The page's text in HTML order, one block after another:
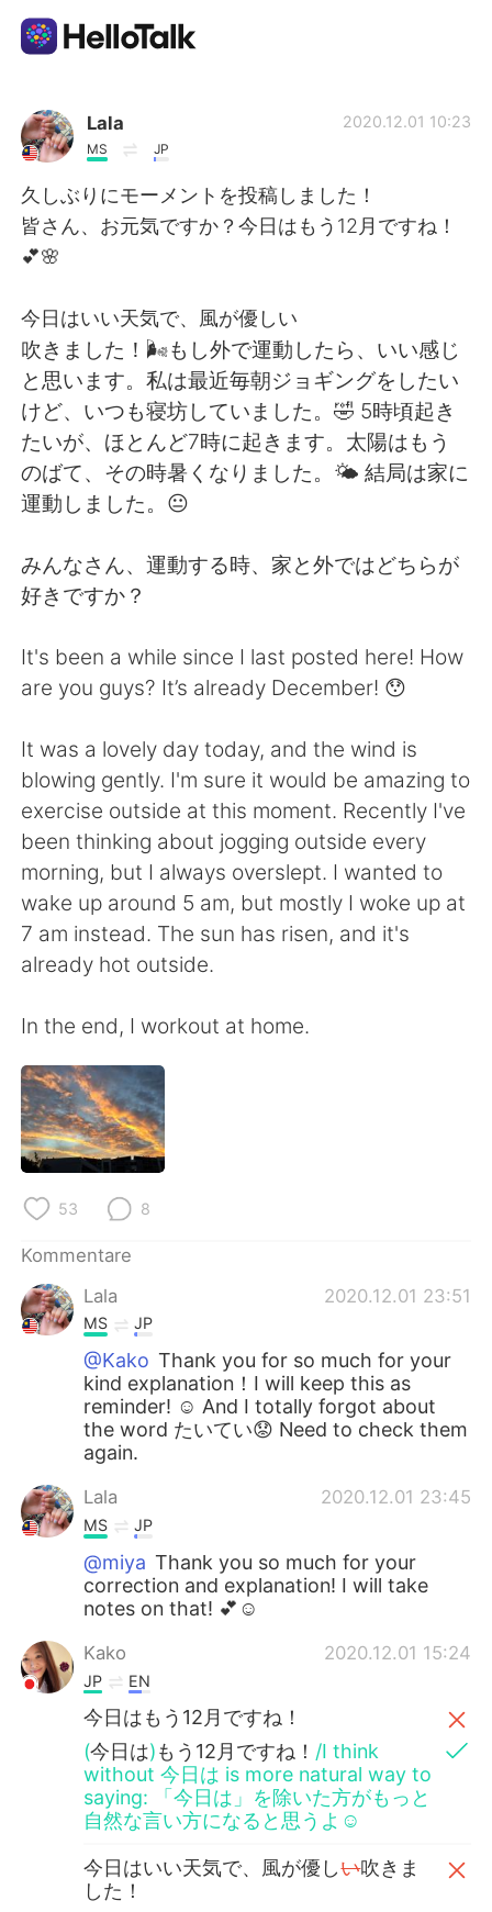
Sprachaustausch-App
AI Grammar Checker
Deutsch
English 简体中文
繁體中文 Español
العربية Français
日本語
Русский ไทย
Indonesia
Türkçe Tiếng Việt
Lala
MS JP
2020.12.01 10:23
久しぶりにモーメントを投稿しました！
皆さん、お元気ですか？今日はもう12月ですね！
💕🌸
今日はいい天気で、風が優しい
吹きました！🌬もし外で運動したら、いい感じ
と思います。私は最近毎朝ジョギングをしたい
けど、いつも寝坊していました。🤣 5時頃起き
たいが、ほとんど7時に起きます。太陽はもう
のばて、その時暑くなりました。🌤 結局は家に
運動しました。😐
みんなさん、運動する時、家と外ではどちらが
好きですか？
It's been a while since I last posted here! How
are you guys? It’s already December! 😯
It was a lovely day today, and the wind is
blowing gently. I'm sure it would be amazing to
exercise outside at this moment. Recently I've
been thinking about jogging outside every
morning, but I always overslept. I wanted to
wake up around 5 am, but mostly I woke up at
7 am instead. The sun has risen, and it's
already hot outside.
In the end, I workout at home.
53 8
Kommentare
Lala
2020.12.01 23:51
MS JP
@Kako Thank you for so much for your
kind explanation！I will keep this as
reminder! ☺️ And I totally forgot about
the word たいてい😟 Need to check them
again.
Lala 2020.12.01 23:45
MS JP
@miya Thank you so much for your
correction and explanation! I will take
notes on that! 💕☺️
Kako 2020.12.01 15:24
JP EN
今日はもう12月ですね！
(今日は)もう12月ですね！ /I think
without 今日は is more natural way to
saying: 「今日は」を除いた方がもっと
自然な言い方になると思うよ☺️
今日はいい天気で、風が優しい吹きま
した！